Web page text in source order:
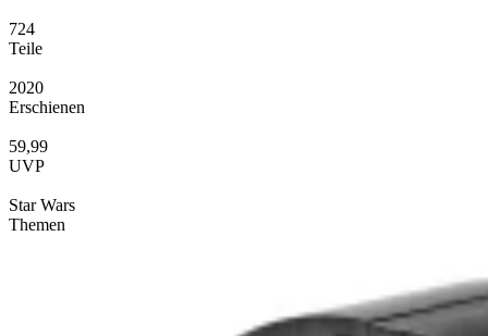
724
Teile
2020
Erschienen
59,99
UVP
Star Wars
Themen